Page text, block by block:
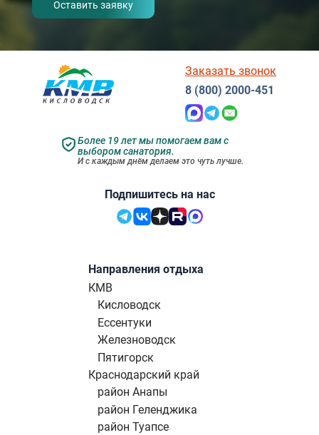
Подпишитесь на нас
Более 19 лет мы помогаем вам с
выбором санатория.
И с каждым днём делаем это чуть лучше.
Заказать звонок
8 (800) 2000-451
Направления отдыха
КМВ
Кисловодск
Ессентуки
Железноводск
Пятигорск
Краснодарский край
район Анапы
район Геленджика
район Туапсе